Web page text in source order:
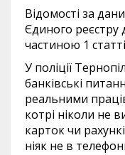
Відомості за
Єдиного реєстру
частиною 1
У поліції
банківські
реальними
котрі ніколи не
карток чи
ніяк не в